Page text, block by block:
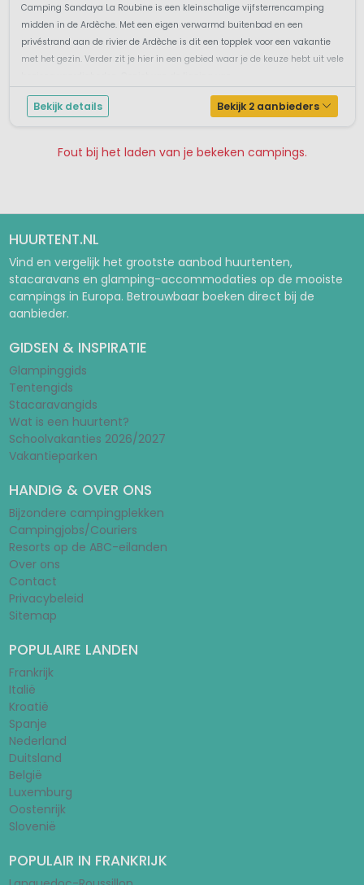
Camping Sandaya La Roubine is een kleinschalige vijfsterrencamping
midden in de Ardèche. Met een eigen verwarmd buitenbad en een
privéstrand aan de rivier de Ardèche is dit een topplek voor een vakantie
met het gezin. Verder zit je hier in een gebied waar je de keuze hebt uit vele
Bekijk details Bekijk 2 aanbieders
Fout bij het laden van je bekeken campings.
HUURTENT.NL
Vind en vergelijk het grootste aanbod huurtenten,
stacaravans en glamping-accommodaties op de mooiste
campings in Europa. Betrouwbaar boeken direct bij de
aanbieder.
GIDSEN & INSPIRATIE
Glampinggids
Tentengids
Stacaravangids
Wat is een huurtent?
Schoolvakanties 2026/2027
Vakantieparken
HANDIG & OVER ONS
Bijzondere campingplekken
Campingjobs/Couriers
Resorts op de ABC-eilanden
Over ons
Contact
Privacybeleid
Sitemap
POPULAIRE LANDEN
Frankrijk
Italië
Kroatië
Spanje
Nederland
Duitsland
België
Luxemburg
Oostenrijk
Slovenië
POPULAIR IN FRANKRIJK